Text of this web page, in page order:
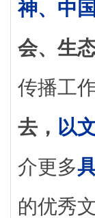
神、中
会、生
传播工
去， 以
介更多
的优秀文